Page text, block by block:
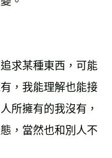
求某種東西，可能
，我能理解也能接
所擁有的我沒有，
，當然也和別人不